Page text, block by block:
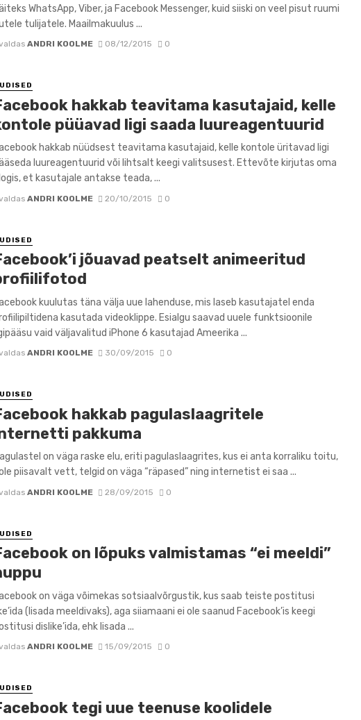
WhatsApp, Viber, ja Facebook Messenger, kuid siiski on veel pisut ruumi
tulijatele. Maailmakuulus ...
ANDRI KOOLME 08/12/2015 0
hakkab teavitama kasutajaid, kelle
püüavad ligi saada luureagentuurid
hakkab nüüdsest teavitama kasutajaid, kelle kontole üritavad ligi
luureagentuurid või lihtsalt keegi valitsusest. Ettevõte kirjutas oma
et kasutajale antakse teada, ...
ANDRI KOOLME 20/10/2015 0
jõuavad peatselt animeeritud
kuulutas täna välja uue lahenduse, mis laseb kasutajatel enda
kasutada videoklippe. Esialgu saavad uuele funktsioonile
vaid väljavalitud iPhone 6 kasutajad Ameerika ...
ANDRI KOOLME 30/09/2015 0
hakkab pagulaslaagritele
pakkuma
on väga raske elu, eriti pagulaslaagrites, kus ei anta korraliku toitu,
piisavalt vett, telgid on väga “räpased” ning internetist ei saa ...
ANDRI KOOLME 28/09/2015 0
on lõpuks valmistamas “ei meeldi”
on väga võimekas sotsiaalvõrgustik, kus saab teiste postitusi
(lisada meeldivaks), aga siiamaani ei ole saanud Facebook’is keegi
dislike’ida, ehk lisada ...
ANDRI KOOLME 15/09/2015 0
tegi uue teenuse koolidele